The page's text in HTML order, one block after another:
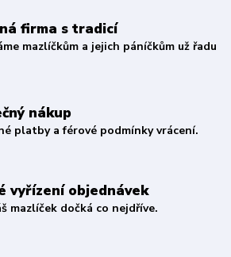
firma s tradicí
mazlíčkům a jejich páníčkům už řadu
nákup
platby a férové podmínky vrácení.
vyřízení objednávek
mazlíček dočká co nejdříve.